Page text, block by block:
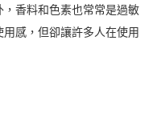
香料和色素也常常是過敏
感，但卻讓許多人在使用